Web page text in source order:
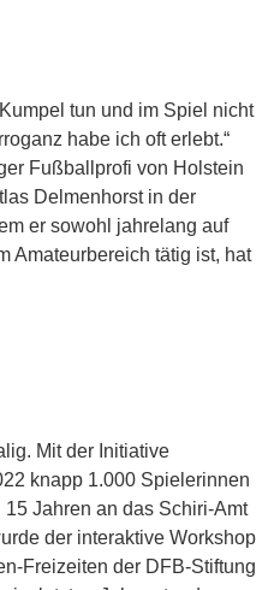
tun und im Spiel nicht
habe ich oft erlebt.“
Fußballprofi von Holstein
Delmenhorst in der
er sowohl jahrelang auf
Amateurbereich tätig ist, hat
Mit der Initiative
knapp 1.000 Spielerinnen
Jahren an das Schiri-Amt
der interaktive Workshop
Freizeiten der DFB-Stiftung